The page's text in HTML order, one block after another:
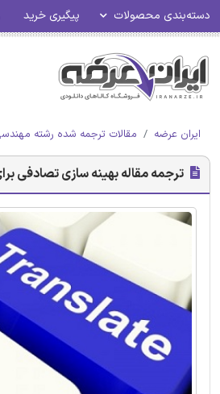
دسته‌بندی محصولات پیگیری خرید
ایران عرضه مقالات ترجمه شده رشته
ترجمه مقاله بهینه سازی